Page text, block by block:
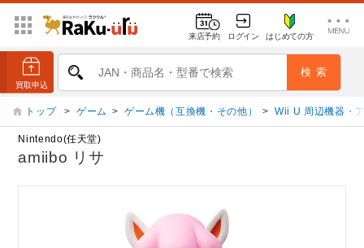
来店予約 ログイン はじめての方
トップ > ゲーム > ゲーム機（互換機・その他） > Wii U 周辺機器・
Nintendo(任天堂)
amiibo リサ